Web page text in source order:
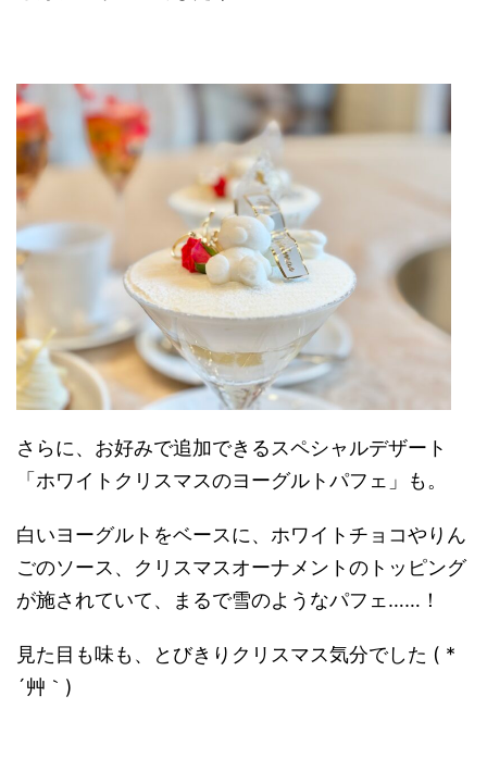
さらに、お好みで追加できるスペシャルデザート
「ホワイトクリスマスのヨーグルトパフェ」も。
白いヨーグルトをベースに、ホワイトチョコやりん
ごのソース、クリスマスオーナメントのトッピング
が施されていて、まるで雪のようなパフェ……！
見た目も味も、とびきりクリスマス気分でした ( *
´艸｀)